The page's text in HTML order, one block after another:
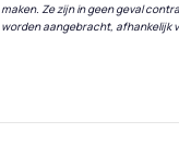
maken. Ze zijn in geen geval
worden aangebracht, afhankelijk